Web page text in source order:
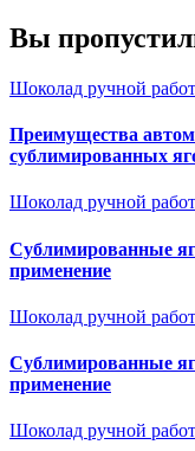
Вы
Шоколад ручной
Преимущества
сублимированных
Шоколад ручной
Сублимированные
применение
Шоколад ручной
Сублимированные
применение
Шоколад ручной